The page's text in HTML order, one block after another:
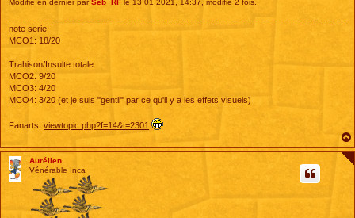
Modifié en dernier parSeb_RF le 13 01 2021, 14:37, modifié 2 fois.
note serie:
MCO1: 18/20
Trahison/Insulte totale:
MCO2: 9/20
MCO3: 4/20
MCO4: 3/20 (et je suis "gentil" par ce qu'il y a les effets visuels)
Fanarts: viewtopic.php?f=14&t=2301
Aurélien
Vénérable Inca